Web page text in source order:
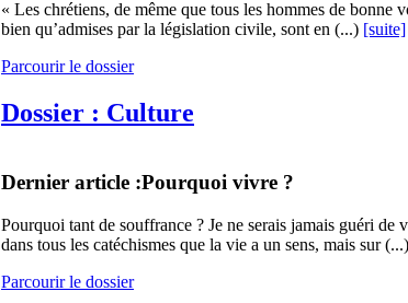
« Les chrétiens, de même que tous les hommes de
bien qu’admises par la législation civile, sont en (...) [suite]
Parcourir le dossier
Dossier : Culture
Dernier article :Pourquoi vivre ?
Pourquoi tant de souffrance ? Je ne serais jamais guéri
dans tous les catéchismes que la vie a un sens, mais sur (...)
Parcourir le dossier